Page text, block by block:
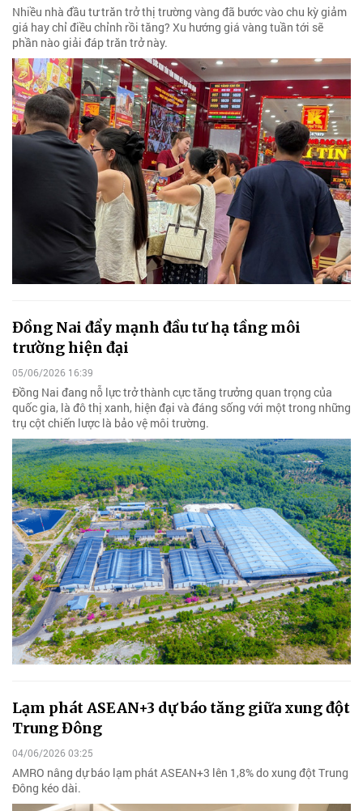
Nhiều nhà đầu tư trăn trở thị trường vàng đã bước vào chu kỳ giảm
giá hay chỉ điều chỉnh rồi tăng? Xu hướng giá vàng tuần tới sẽ
phần nào giải đáp trăn trở này.
Đồng Nai đẩy mạnh đầu tư hạ tầng môi
trường hiện đại
05/06/2026 16:39
Đồng Nai đang nỗ lực trở thành cực tăng trưởng quan trọng của
quốc gia, là đô thị xanh, hiện đại và đáng sống với một trong những
trụ cột chiến lược là bảo vệ môi trường.
Lạm phát ASEAN+3 dự báo tăng giữa xung đột
Trung Đông
04/06/2026 03:25
AMRO nâng dự báo lạm phát ASEAN+3 lên 1,8% do xung đột Trung
Đông kéo dài.